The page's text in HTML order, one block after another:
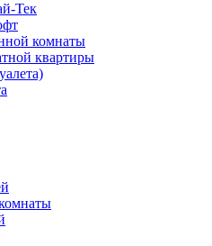
Тек
комнаты
квартиры